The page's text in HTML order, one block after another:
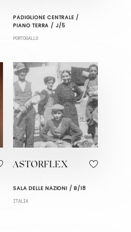
PADIGLIONE CENTRALE /
PIANO TERRA / J/5
PORTOGALLO
ASTORFLEX
SALA DELLE NAZIONI / B/18
ITALIA